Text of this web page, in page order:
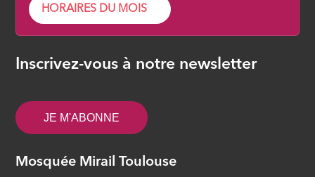
HORAIRES DU MOIS
Inscrivez-vous à notre newsletter
JE M'ABONNE
Mosquée Mirail Toulouse